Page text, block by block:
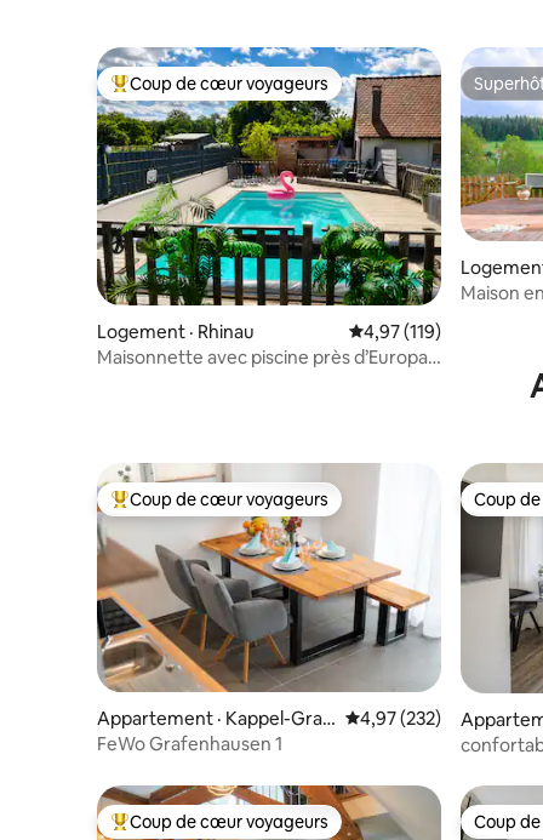
Coup de cœur voyageurs parmi les plus aimés
Coup de cœur voyageurs
Logement · Rhinau Note moyenne de 4,97
4,97 (119)
Maisonnette avec piscine près d’Europa-
Maison
Coup de cœur voyageurs parmi les plus aimés
Coup de cœur voyageurs
Appartement · Kappel-Graf
enhausen
Note moyenne de
4,97 (232)
FeWo Grafenhausen 1
Coup
Coup
reisgau
Coup de cœur voyageurs parmi les plus aimés
Coup de cœur voyageurs Coup
Coup